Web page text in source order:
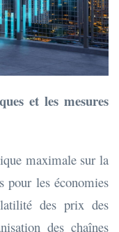
et les mesures
maximale sur la
pour les économies
des prix des
des chaînes